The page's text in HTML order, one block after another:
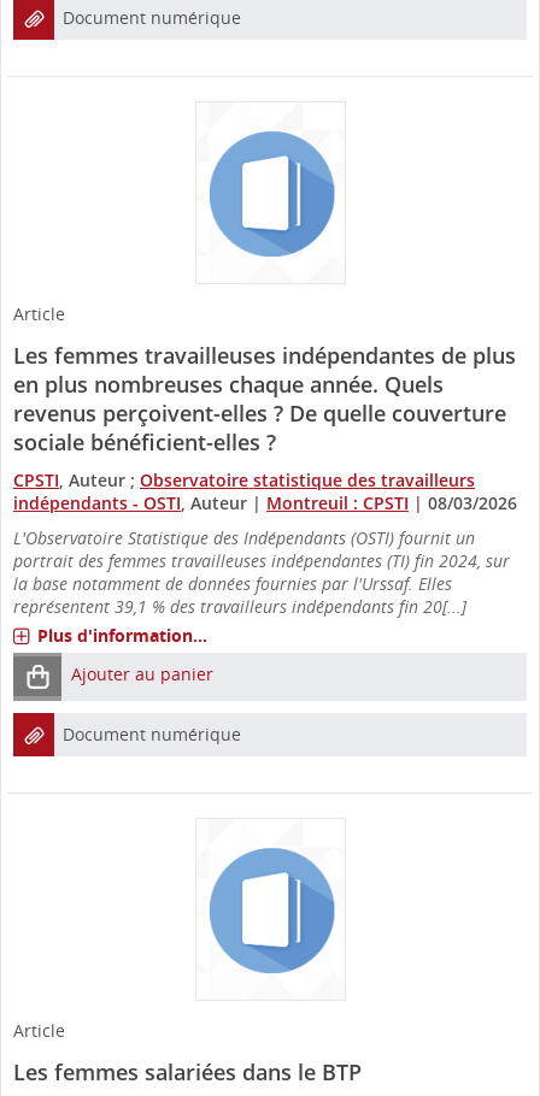
Document numérique
Article
Les femmes travailleuses indépendantes de plus
en plus nombreuses chaque année. Quels
revenus perçoivent-elles ? De quelle couverture
sociale bénéficient-elles ?
CPSTI , Auteur ; Observatoire statistique des travailleurs
indépendants - OSTI , Auteur | Montreuil : CPSTI | 08/03/2026
L'Observatoire Statistique des Indépendants (OSTI) fournit un
portrait des femmes travailleuses indépendantes (TI) fin 2024, sur
la base notamment de données fournies par l'Urssaf. Elles
représentent 39,1 % des travailleurs indépendants fin 20[...]
Plus d'information...
Ajouter au panier
Document numérique
Article
Les femmes salariées dans le BTP